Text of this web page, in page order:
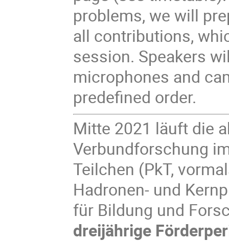
problems, we will
all contributions,
session. Speakers
microphones and
predefined order.
Mitte 2021 läuft die
Verbundforschung
Teilchen (PkT,
Hadronen- und
für Bildung und
dreijährige